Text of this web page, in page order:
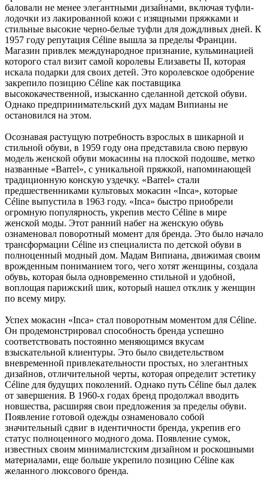
баловали не менее элегантными дизайнами, включая туфли-
лодочки из лакированной кожи с изящными пряжками и
стильные высокие черно-белые туфли для дождливых дней. К
1957 году репутация Céline вышла за пределы Франции.
Магазин привлек международное признание, кульминацией
которого стал визит самой королевы Елизаветы II, которая
искала подарки для своих детей. Это королевское одобрение
закрепило позицию Céline как поставщика
высококачественной, изысканно сделанной детской обуви.
Однако предпринимательский дух мадам Випианы не
остановился на этом.
Осознавая растущую потребность взрослых в шикарной и
стильной обуви, в 1959 году она представила свою первую
модель женской обуви мокасины на плоской подошве, метко
названные «Barrel», с уникальной пряжкой, напоминающей
традиционную конскую уздечку. «Barrel» стали
предшественниками культовых мокасин «Inca», которые
Céline выпустила в 1963 году. «Inca» быстро приобрели
огромную популярность, укрепив место Céline в мире
женской моды. Этот ранний набег на женскую обувь
ознаменовал поворотный момент для бренда. Это было начало
трансформации Céline из специалиста по детской обуви в
полноценный модный дом. Мадам Випиана, движимая своим
врожденным пониманием того, чего хотят женщины, создала
обувь, которая была одновременно стильной и удобной,
воплощая парижский шик, который нашел отклик у женщин
по всему миру.
Успех мокасин «Inca» стал поворотным моментом для Céline.
Он продемонстрировал способность бренда успешно
соответствовать постоянно меняющимся вкусам
взыскательной клиентуры. Это было свидетельством
вневременной привлекательности простых, но элегантных
дизайнов, отличительной черты, которая определит эстетику
Céline для будущих поколений. Однако путь Céline был далек
от завершения. В 1960-х годах бренд продолжал вводить
новшества, расширяя свои предложения за пределы обуви.
Появление готовой одежды ознаменовало собой
значительный сдвиг в идентичности бренда, укрепив его
статус полноценного модного дома. Появление сумок,
известных своим минималистским дизайном и роскошными
материалами, еще больше укрепило позицию Céline как
желанного люксового бренда.